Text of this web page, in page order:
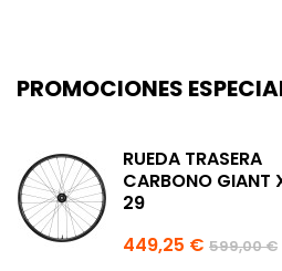
PROMOCIONES
RUEDA TRASERA
CARBONO GIANT
29
449,25 € 599,00 €